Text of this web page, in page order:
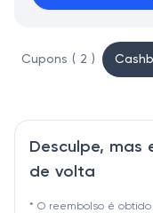
Cupons ( 2 )
Desculpe,
de volta
* O reembolso é